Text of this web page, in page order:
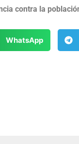
contra la
WhatsApp